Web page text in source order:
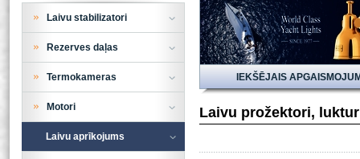
IEKŠĒJAIS
Laivu prožektori,
Laivu stabilizatori
Rezerves daļas
Termokameras
Motori
Laivu aprīkojums